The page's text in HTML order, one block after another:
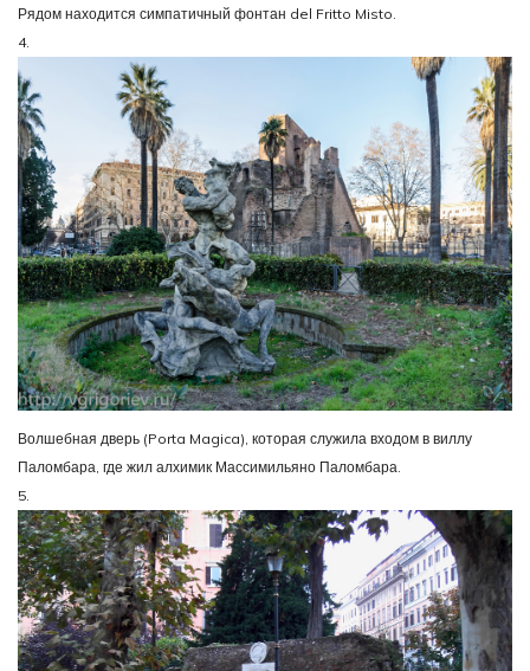
Рядом находится симпатичный фонтан del Fritto Misto.
4.
Волшебная дверь (Porta Magica), которая служила входом в виллу
Паломбара, где жил алхимик Массимильяно Паломбара.
5.